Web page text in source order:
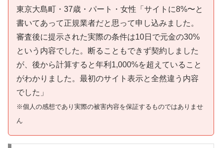
東京大島町・37歳・パート・女性「サイトに8%〜と
書いてあって正規業者だと思って申し込みました。
審査後に提示された実際の条件は10日で元金の30%
という内容でした。断ることもできず契約しました
が、後から計算すると年利1,000%を超えていること
がわかりました。最初のサイト表示と全然違う内容
でした」
※個人の感想であり実際の被害内容を保証するものではありませ
ん